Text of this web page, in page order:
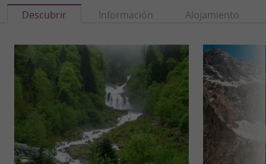
Descubrir Información Alojamiento